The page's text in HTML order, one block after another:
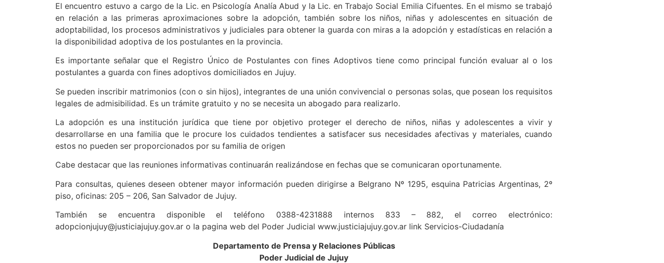
El encuentro estuvo a cargo de la Lic. en Psicología Analía Abud y la Lic. en Trabajo Social Emilia Cifuentes. En el mismo se trabajó
en relación a las primeras aproximaciones sobre la adopción, también sobre los niños, niñas y adolescentes en situación de
adoptabilidad, los procesos administrativos y judiciales para obtener la guarda con miras a la adopción y estadísticas en relación a
la disponibilidad adoptiva de los postulantes en la provincia.
Es importante señalar que el Registro Único de Postulantes con fines Adoptivos tiene como principal función evaluar al o los
postulantes a guarda con fines adoptivos domiciliados en Jujuy.
Se pueden inscribir matrimonios (con o sin hijos), integrantes de una unión convivencial o personas solas, que posean los requisitos
legales de admisibilidad. Es un trámite gratuito y no se necesita un abogado para realizarlo.
La adopción es una institución jurídica que tiene por objetivo proteger el derecho de niños, niñas y adolescentes a vivir y
desarrollarse en una familia que le procure los cuidados tendientes a satisfacer sus necesidades afectivas y materiales, cuando
estos no pueden ser proporcionados por su familia de origen
Cabe destacar que las reuniones informativas continuarán realizándose en fechas que se comunicaran oportunamente.
Para consultas, quienes deseen obtener mayor información pueden dirigirse a Belgrano Nº 1295, esquina Patricias Argentinas, 2º
piso, oficinas: 205 – 206, San Salvador de Jujuy.
También se encuentra disponible el teléfono 0388-4231888 internos 833 – 882, el correo electrónico:
adopcionjujuy@justiciajujuy.gov.ar o la pagina web del Poder Judicial www.justiciajujuy.gov.ar link Servicios-Ciudadanía
Departamento de Prensa y Relaciones Públicas
Poder Judicial de Jujuy